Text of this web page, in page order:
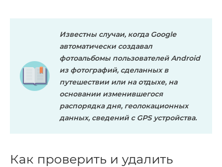
Известны случаи, когда Google
автоматически создавал
фотоальбомы пользователей Android
из фотографий, сделанных в
путешествии или на отдыхе, на
основании изменившегося
распорядка дня, геолокационных
данных, сведений с GPS устройства.
Как проверить и удалить